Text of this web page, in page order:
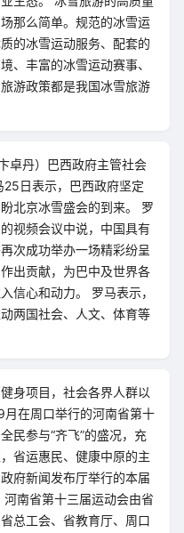
那么简单。规范的冰雪运
的冰雪运动服务、配套的
、丰富的冰雪运动赛事、
游政策都是我国冰雪旅游
卓丹）巴西政府主管社会
25日表示，巴西政府坚定
北京冰雪盛会的到来。 罗
视频会议中说，中国具有
次成功举办一场精彩纷呈
出贡献，为巴中及世界各
信心和动力。 罗马表示，
两国社会、人文、体育等
身项目，社会各界人群以
在周口举行的河南省第十
民参与“齐飞”的盛况，充
省运惠民、健康中原的主
府新闻发布厅举行的本届
南省第十三届运动会由省
总工会、省教育厅、周口